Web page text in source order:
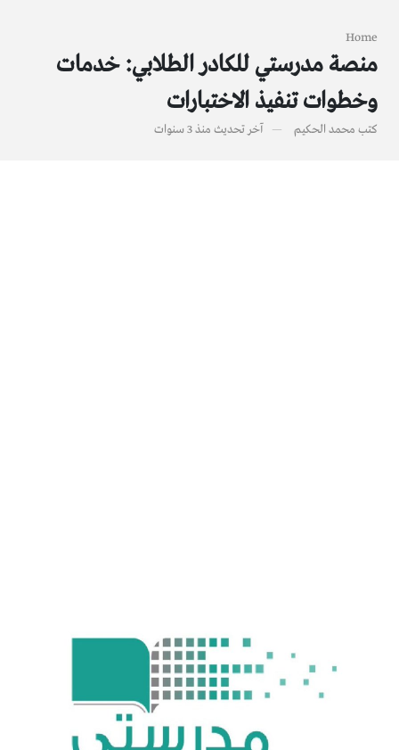
Home
منصة مدرستي للكادر الطلابي: خدمات
وخطوات تنفيذ الاختبارات
كتب محمد الحكيم آخر تحديث منذ 3 سنوات